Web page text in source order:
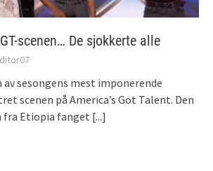
scenen… De sjokkerte alle
av sesongens mest imponerende
scenen på America’s Got Talent. Den
fra Etiopia fanget [...]